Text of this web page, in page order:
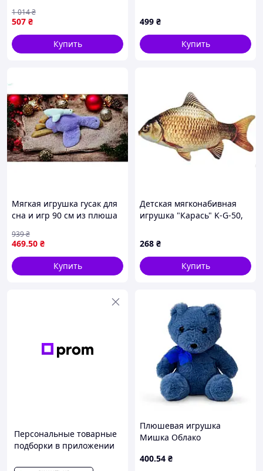
507 ₴
1 014₴
Купить
499 ₴
Купить
Мягкая игрушка гусак для
сна и игр 90 см из плюша
469.50 ₴
939₴
Купить
Детская мягконабивная
игрушка "Карась" K-G-50,
268 ₴
Купить
Персональные товарные
подборки в приложении
Плюшевая игрушка
Мишка Облако
см
400.54 ₴